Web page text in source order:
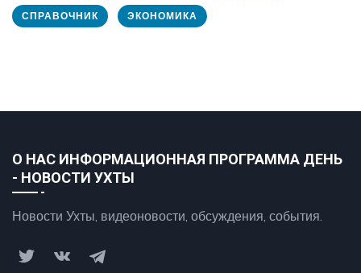
СПРАВОЧНИК ЭКОНОМИКА
О НАС ИНФОРМАЦИОННАЯ ПРОГРАММА ДЕНЬ
- НОВОСТИ УХТЫ
Новости Ухты, видеоновости, обсуждения, события.